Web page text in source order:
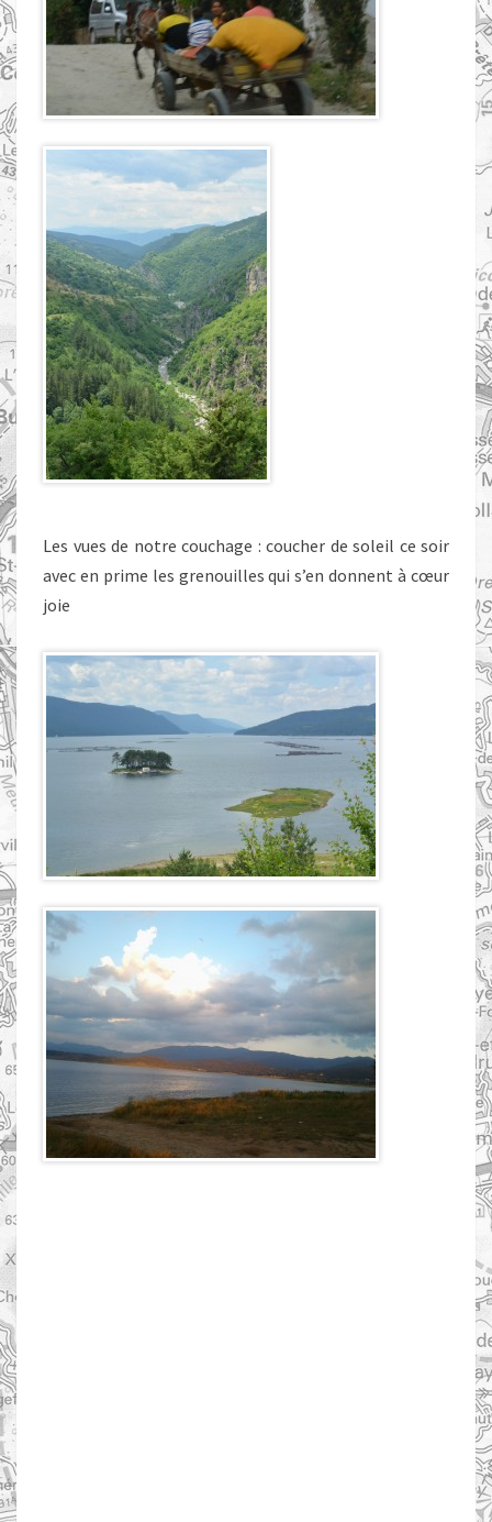
Les vues de notre couchage : coucher de soleil ce soir
avec en prime les grenouilles qui s’en donnent à cœur
joie